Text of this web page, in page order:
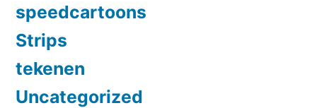
speedcartoons
Strips
tekenen
Uncategorized